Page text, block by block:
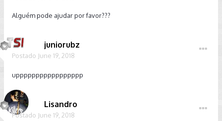
Alguém pode ajudar por favor???
juniorubz
Postado June 19, 2018
uppppppppppppppppp
Lisandro
Postado June 19, 2018